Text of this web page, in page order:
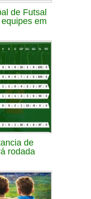
de Futsal
em
de
rodada